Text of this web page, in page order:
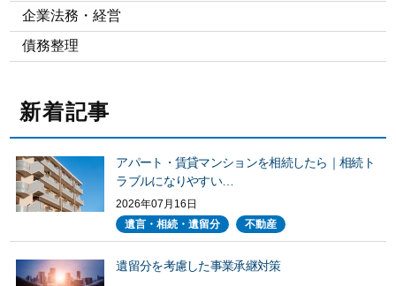
企業法務・経営
債務整理
新着記事
アパート・賃貸マンションを相続したら｜相続ト
ラブルになりやすい…
2026年07月16日
遺言・相続・遺留分
不動産
遺留分を考慮した事業承継対策